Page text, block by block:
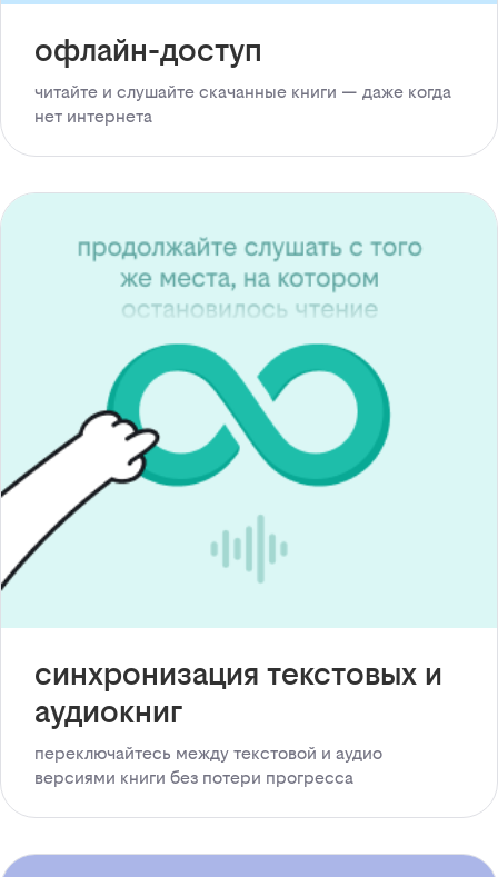
офлайн-доступ
читайте и слушайте скачанные книги — даже когда
нет интернета
синхронизация текстовых и
аудиокниг
переключайтесь между текстовой и аудио
версиями книги без потери прогресса